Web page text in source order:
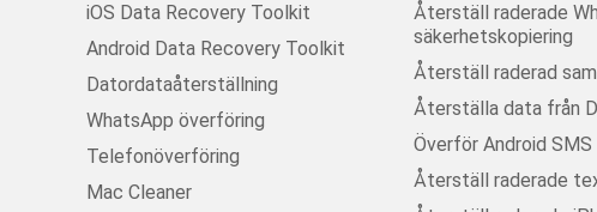
iOS Data Recovery Toolkit
Android Data Recovery Toolkit
Datordataåterställning
WhatsApp överföring
Telefonöverföring
Mac Cleaner
Återställ raderade
säkerhetskopiering
Återställ raderad
Återställa data från
Överför Android
Återställ raderade